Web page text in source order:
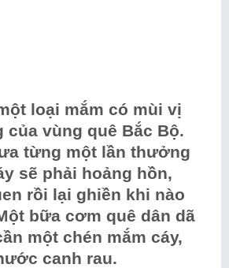
loại mắm có mùi vị
của vùng quê Bắc Bộ.
từng một lần thưởng
sẽ phải hoảng hồn,
rồi lại ghiền khi nào
bữa cơm quê dân dã
một chén mắm cáy,
canh rau.